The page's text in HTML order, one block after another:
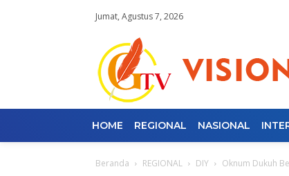
Jumat, Agustus 7, 2026
HOME REGIONAL NASIONAL
Beranda REGIONAL DIY Oknum Dukuh